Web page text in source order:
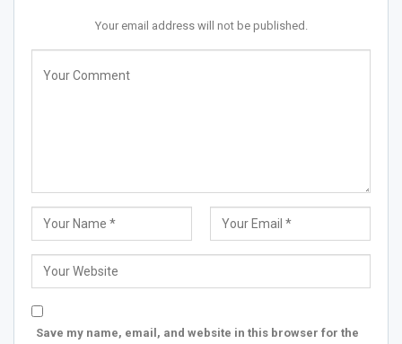
Your email address will not be published.
Save my name, email, and website in this browser for the